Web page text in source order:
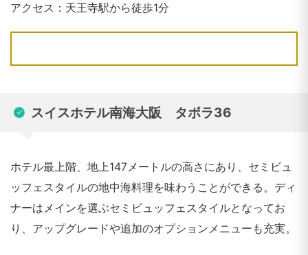
アクセス：天王寺駅から徒歩1分
スイスホテル南海大阪 タボラ36
ホテル最上階、地上147メートルの高さにあり、セミビュ
ッフェスタイルの地中海料理を味わうことができる。ディ
ナーはメインを選ぶセミビュッフェスタイルとなってお
り、アップグレードや追加のオプションメニューも充実。